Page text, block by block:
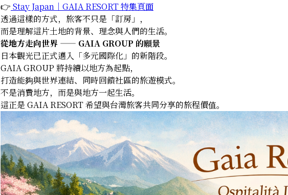
👉 Stay Japan｜GAIA RESORT 特集頁面
透過這樣的方式，旅客不只是「訂房」，
而是理解這片土地的背景、理念與人們的生活。
從地方走向世界 —— GAIA GROUP 的願景
日本觀光已正式邁入「多元國際化」的新階段。
GAIA GROUP 將持續以地方為起點，
打造能夠與世界連結、同時回饋社區的旅遊模式。
不是消費地方，而是與地方一起生活。
這正是 GAIA RESORT 希望與台灣旅客共同分享的旅程價值。